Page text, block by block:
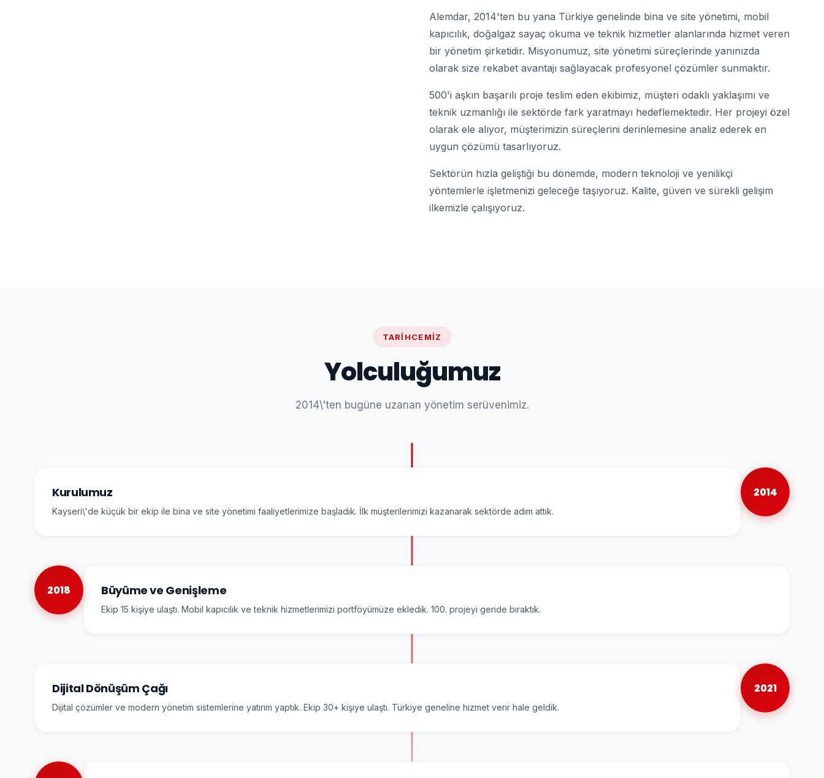
Alemdar, 2014'ten bu yana Türkiye genelinde bina ve site yönetimi, mobil
kapıcılık, doğalgaz sayaç okuma ve teknik hizmetler alanlarında hizmet veren
bir yönetim şirketidir. Misyonumuz, site yönetimi süreçlerinde yanınızda
olarak size rekabet avantajı sağlayacak profesyonel çözümler sunmaktır.
500'i aşkın başarılı proje teslim eden ekibimiz, müşteri odaklı yaklaşımı ve
teknik uzmanlığı ile sektörde fark yaratmayı hedeflemektedir. Her projeyi özel
olarak ele alıyor, müşterimizin süreçlerini derinlemesine analiz ederek en
uygun çözümü tasarlıyoruz.
Sektörün hızla geliştiği bu dönemde, modern teknoloji ve yenilikçi
yöntemlerle işletmenizi geleceğe taşıyoruz. Kalite, güven ve sürekli gelişim
ilkemizle çalışıyoruz.
TARIHCEMIZ
Yolculuğumuz
2014\'ten bugüne uzanan yönetim serüvenimiz.
2014
Kurulumuz
Kayseri\'de küçük bir ekip ile bina ve site yönetimi faaliyetlerimize başladık. İlk müşterilerimizi kazanarak sektörde adım attık.
2018 Büyüme ve Genişleme
Ekip 15 kişiye ulaştı. Mobil kapıcılık ve teknik hizmetlerimizi portföyümüze ekledik. 100. projeyi geride bıraktık.
2021
Dijital Dönüşüm Çağı
Dijital çözümler ve modern yönetim sistemlerine yatırım yaptık. Ekip 30+ kişiye ulaştı. Türkiye geneline hizmet verir hale geldik.